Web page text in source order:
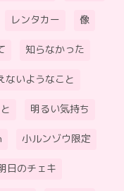
レンタカー 像
知らなかった
ないようなこと
明るい気持ち
小ルンゾウ限定
日のチェキ